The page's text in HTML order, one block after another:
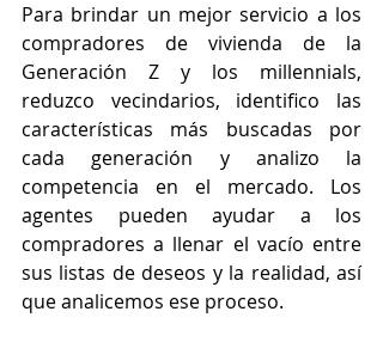
Para brindar un mejor servicio a los
compradores de vivienda de la
Generación Z y los millennials,
reduzco vecindarios, identifico las
características más buscadas por
cada generación y analizo la
competencia en el mercado. Los
agentes pueden ayudar a los
compradores a llenar el vacío entre
sus listas de deseos y la realidad, así
que analicemos ese proceso.